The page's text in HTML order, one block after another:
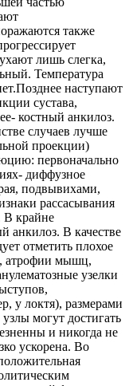
также
лишь слегка,
Температура
наступают
сустава,
костный анкилоз.
случаев лучше
проекции)
первоначально
диффузное
подвывихами,
рассасывания
В крайне
анкилоз. В качестве
отметить плохое
атрофии мышц,
узелки
у локтя), размерами
могут достигать
и никогда не
ускорена. Во